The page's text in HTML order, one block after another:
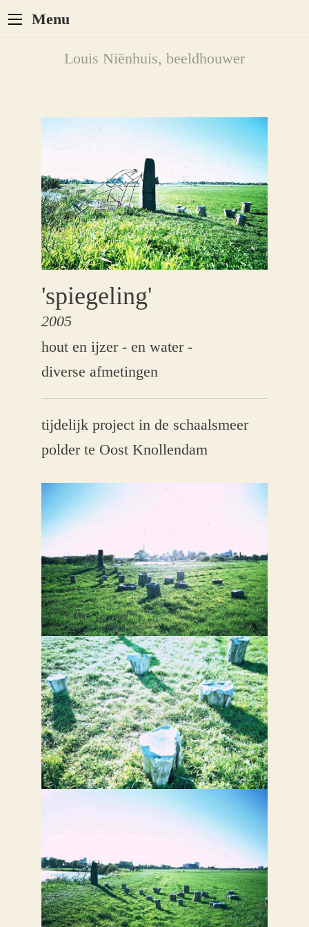
Menu
Louis Niënhuis, beeldhouwer
'spiegeling'
2005
hout en ijzer - en water -
diverse afmetingen
tijdelijk project in de schaalsmeer
polder te Oost Knollendam